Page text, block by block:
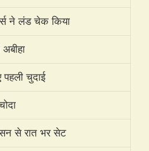
ने लंड चेक किया
चुदाई
से रात भर सेट